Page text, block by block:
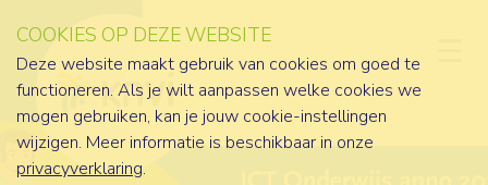
COOKIES OP DEZE WEBSITE
Deze website maakt gebruik van cookies om goed te
functioneren. Als je wilt aanpassen welke cookies we
mogen gebruiken, kan je jouw cookie-instellingen
wijzigen. Meer informatie is beschikbaar in onze
privacyverklaring.